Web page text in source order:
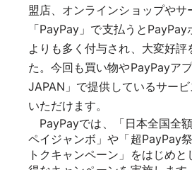
盟店、オンラインショップやサ
「PayPay」で支払うと
よりも多く付与され、大変好評
た。今回も買い物やPayPayア
JAPAN」で提供しているサー
いただけます。
PayPayでは、「日本全国全
ペイジャンボ」や「超PayPay
トクキャンペーン」をはじめ